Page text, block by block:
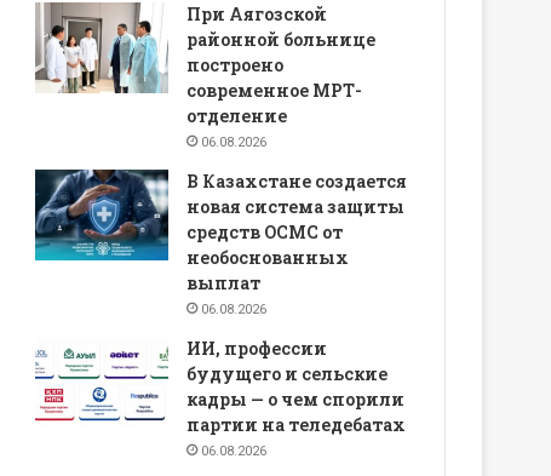
При Аягозской
районной больнице
построено
современное МРТ-
отделение
06.08.2026
В Казахстане создается
новая система защиты
средств ОСМС от
необоснованных
выплат
06.08.2026
ИИ, профессии
будущего и сельские
кадры — о чем спорили
партии на теледебатах
06.08.2026